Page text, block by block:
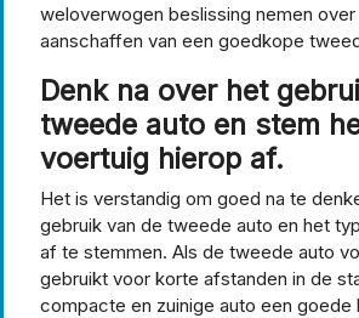
weloverwogen beslissing nemen over
aanschaffen van een goedkope
Denk na over het
tweede auto en stem
voertuig hierop af.
Het is verstandig om goed na te
gebruik van de tweede auto en het
af te stemmen. Als de tweede auto
gebruikt voor korte afstanden in de
compacte en zuinige auto een goede